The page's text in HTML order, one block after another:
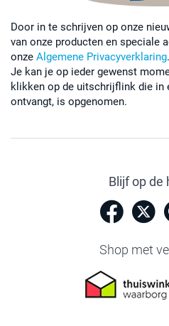
Door in te schrijven op onze
van onze producten en speciale
onze Algemene Privacyverklaring.
Je kan je op ieder gewenst
klikken op de uitschrijflink die in
ontvangt, is opgenomen.
Blijf op de
Shop met